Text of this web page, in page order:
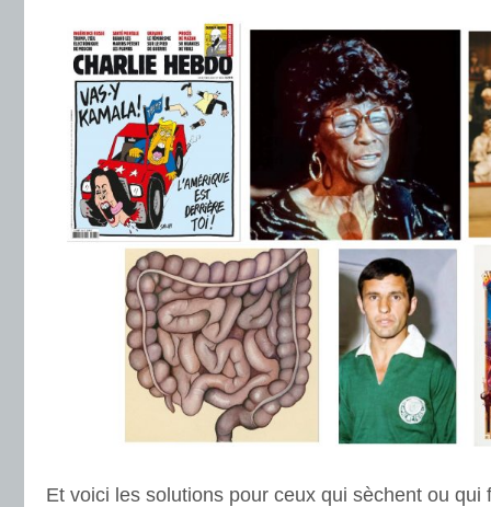
Et voici les solutions pour ceux qui sèchent ou qui